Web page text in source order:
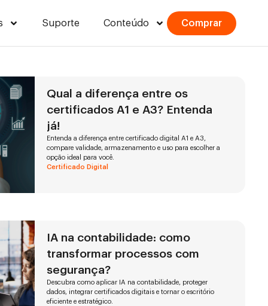
Suporte Conteúdo Comprar
Qual a diferença entre os
certificados A1 e A3? Entenda
já!
Entenda a diferença entre certificado digital A1 e A3,
compare validade, armazenamento e uso para escolher a
opção ideal para você.
Certificado Digital
IA na contabilidade: como
transformar processos com
segurança?
Descubra como aplicar IA na contabilidade, proteger
dados, integrar certificados digitais e tornar o escritório
eficiente e estratégico.